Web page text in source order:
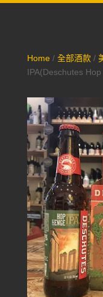
Home/ 全部酒款/
IPA(Deschutes